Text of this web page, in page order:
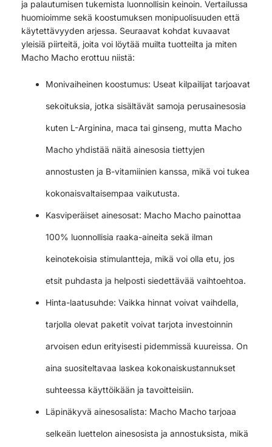
ja palautumisen tukemista luonnollisin keinoin. Vertailussa
huomioimme sekä koostumuksen monipuolisuuden että
käytettävyyden arjessa. Seuraavat kohdat kuvaavat
yleisiä piirteitä, joita voi löytää muilta tuotteilta ja miten
Macho Macho erottuu niistä:
Monivaiheinen koostumus: Useat kilpailijat tarjoavat
sekoituksia, jotka sisältävät samoja perusainesosia
kuten L-Arginina, maca tai ginseng, mutta Macho
Macho yhdistää näitä ainesosia tiettyjen
annostusten ja B-vitamiinien kanssa, mikä voi tukea
kokonaisvaltaisempaa vaikutusta.
Kasviperäiset ainesosat: Macho Macho painottaa
100% luonnollisia raaka-aineita sekä ilman
keinotekoisia stimulantteja, mikä voi olla etu, jos
etsit puhdasta ja helposti siedettävää vaihtoehtoa.
Hinta-laatusuhde: Vaikka hinnat voivat vaihdella,
tarjolla olevat paketit voivat tarjota investoinnin
arvoisen edun erityisesti pidemmissä kuureissa. On
aina suositeltavaa laskea kokonaiskustannukset
suhteessa käyttöikään ja tavoitteisiin.
Läpinäkyvä ainesosalista: Macho Macho tarjoaa
selkeän luettelon ainesosista ja annostuksista, mikä